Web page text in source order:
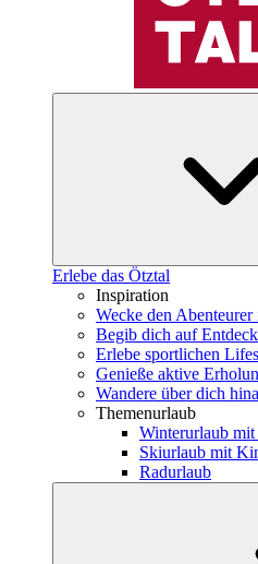
Erlebe das Ötztal
Inspiration
Wecke den
Begib dich auf
Erlebe sportlichen
Genieße aktive
Wandere über dich
Themenurlaub
Winterurlaub
Skiurlaub mit
Radurlaub